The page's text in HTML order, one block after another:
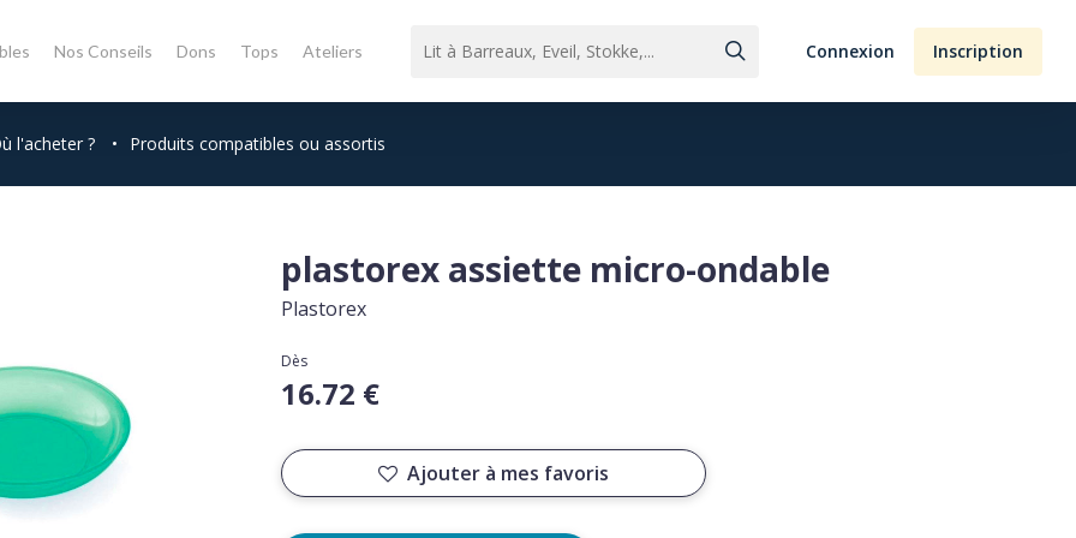
Nos Conseils Dons Tops Ateliers Connexion Inscription
l'acheter ? • Produits compatibles ou assortis
plastorex assiette micro-ondable
Plastorex
Dès
16.72 €
Ajouter à mes favoris